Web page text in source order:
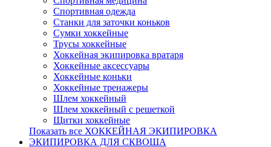
Спортивная одежда
Станки для заточки коньков
Сумки хоккейные
Трусы хоккейные
Хоккейная экипировка вратаря
Хоккейные аксессуары
Хоккейные коньки
Хоккейные тренажеры
Шлем хоккейный
Шлем хоккейный с решеткой
Щитки хоккейные
Показать все ХОККЕЙНАЯ ЭКИПИРОВКА
ЭКИПИРОВКА ДЛЯ СКВОША